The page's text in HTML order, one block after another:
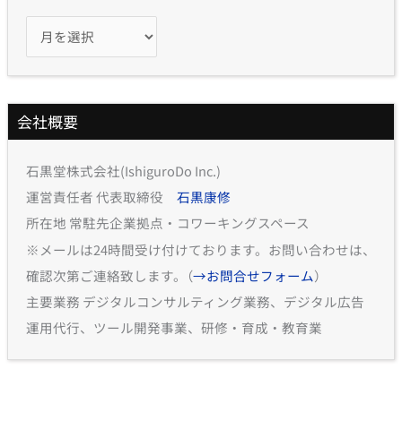
会社概要
石黒堂株式会社(IshiguroDo Inc.)
運営責任者 代表取締役 石黒康修
所在地 常駐先企業拠点・コワーキングスペース
※メールは24時間受け付けております。お問い合わせは、
確認次第ご連絡致します。（→お問合せフォーム）
主要業務 デジタルコンサルティング業務、デジタル広告
運用代行、ツール開発事業、研修・育成・教育業